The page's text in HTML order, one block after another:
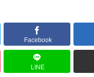
Facebook
LINE